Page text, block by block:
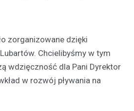
zorganizowane dzięki
Chcielibyśmy w tym
wdzięczność dla Pani Dyrektor
w rozwój pływania na